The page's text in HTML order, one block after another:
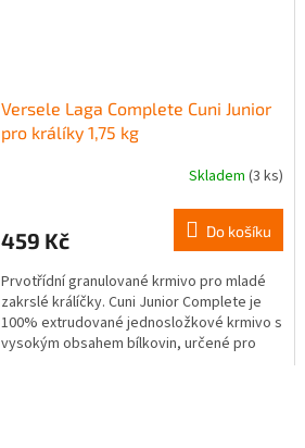
Versele Laga Complete Cuni Junior
pro králíky 1,75 kg
Skladem (3 ks)
459 Kč Do košíku
Prvotřídní granulované krmivo pro mladé
zakrslé králíčky. Cuni Junior Complete je
100% extrudované jednosložkové krmivo s
vysokým obsahem bílkovin, určené pro